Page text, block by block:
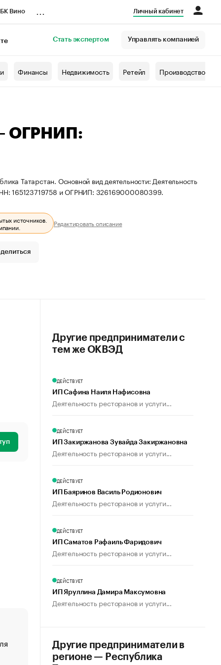
Вино Личный кабинет
Стать экспертом Управлять компанией
Финансы Недвижимость Ретейл Производство
ОГРНИП:
Татарстан. Основной вид деятельности: Деятельность
165123719758 и ОГРНИП: 326169000080399.
источников.
Редактировать описание
«От спорта тело стареет иначе». Как живет глава
создавшей GTA
Другие предприниматели с
тем же ОКВЭД
ДЕЙСТВУЕТ
ИП Сафина Наиля Нафисовна
Деятельность ресторанов и услуги...
ДЕЙСТВУЕТ
ИП Закиржанова Зувайда Закиржановна
Деятельность ресторанов и услуги...
ДЕЙСТВУЕТ
ИП Баяринов Василь Родионович
Деятельность ресторанов и услуги...
ДЕЙСТВУЕТ
ИП Саматов Рафаиль Фаридович
Деятельность ресторанов и услуги...
ДЕЙСТВУЕТ
ИП Яруллина Дамира Максумовна
Деятельность ресторанов и услуги...
Другие предприниматели в
регионе — Республика